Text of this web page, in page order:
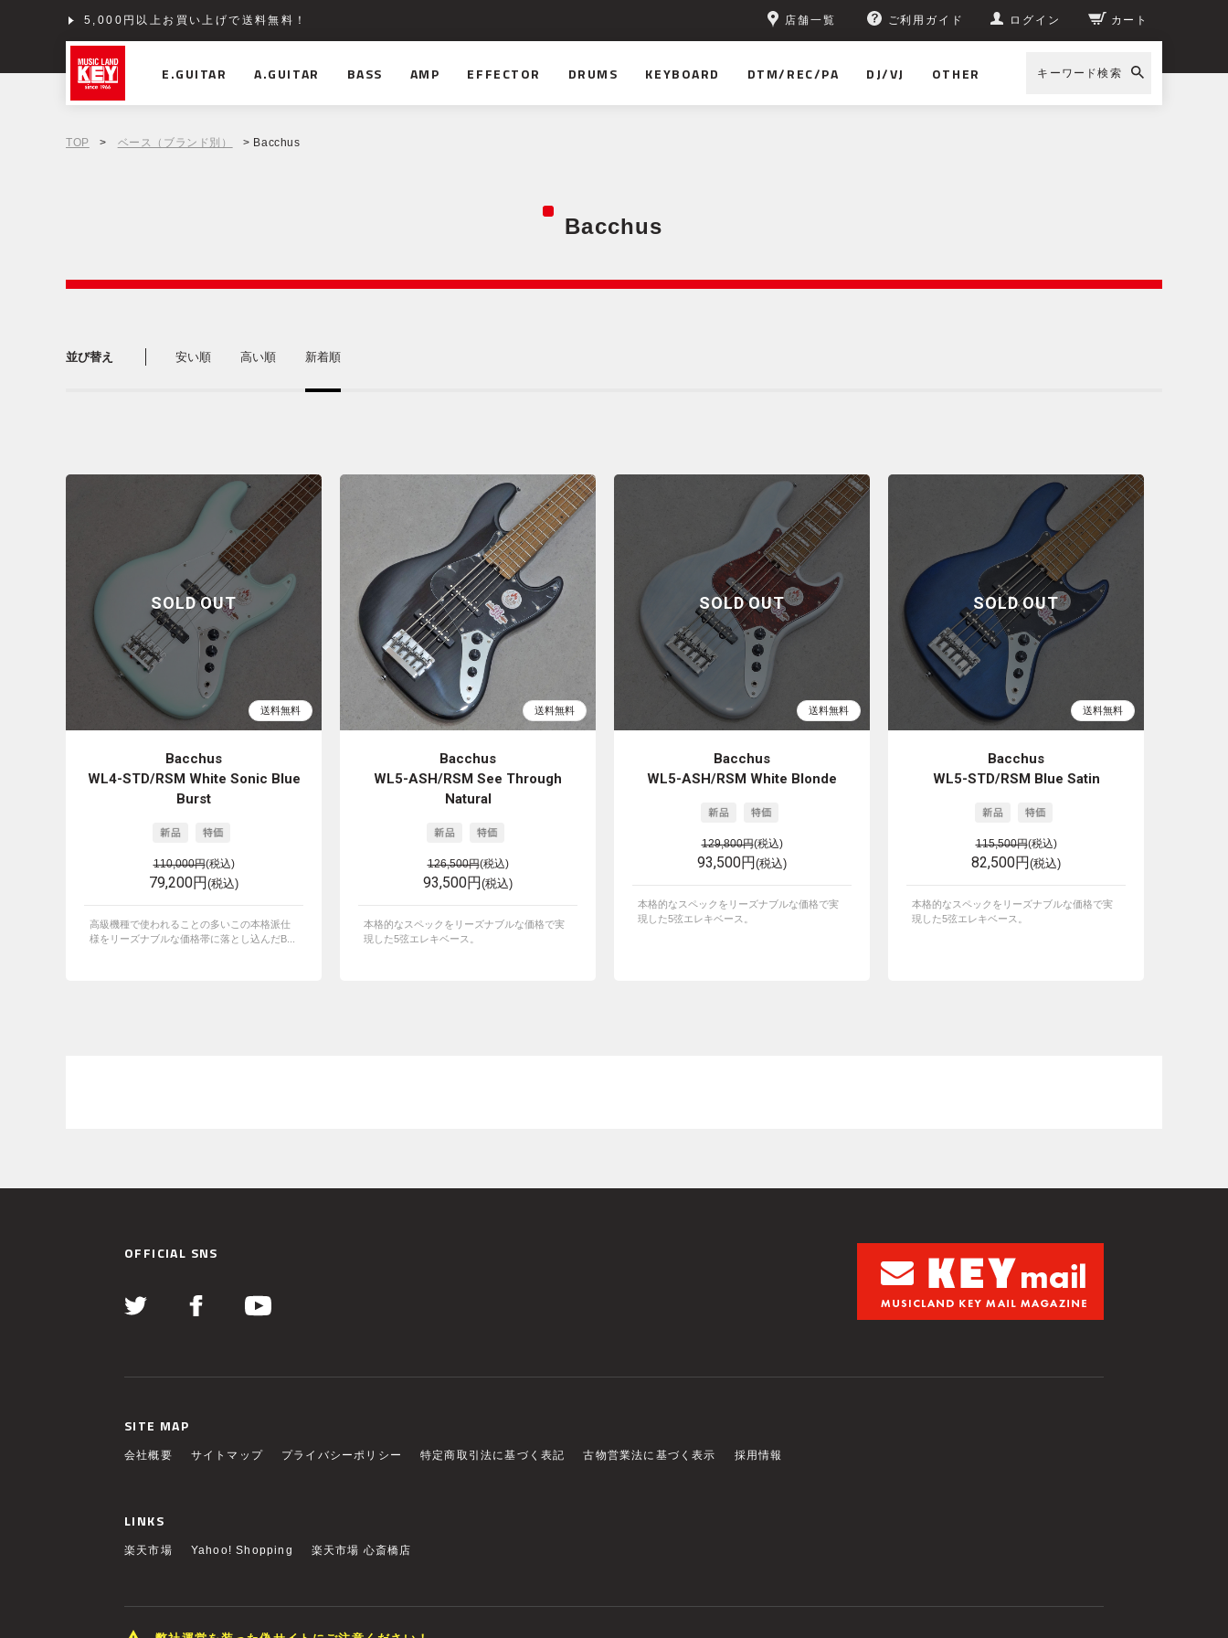
5,000円以上お買い上げで送料無料！
ショッピングクレジット分割48回払いまで金利手数料無料！ 店舗一覧 ご利用ガイド ログイン カート
E.GUITAR A.GUITAR BASS AMP EFFECTOR DRUMS KEYBOARD DTM/REC/PA DJ/VJ OTHER キーワード検索
TOP > ベース（ブランド別） > Bacchus
Bacchus
並び替え 安い順 高い順 新着順
Bacchus
WL4-STD/RSM White Sonic Blue
Burst
110,000円(税込)
79,200円(税込)
高級機種で使われることの多いこの本格派仕
様をリーズナブルな価格帯に落とし込んだB...
Bacchus
WL5-ASH/RSM See Through
Natural
126,500円(税込)
93,500円(税込)
本格的なスペックをリーズナブルな価格で実
現した5弦エレキベース。
Bacchus
WL5-ASH/RSM White Blonde
129,800円(税込)
93,500円(税込)
本格的なスペックをリーズナブルな価格で実
現した5弦エレキベース。
Bacchus
WL5-STD/RSM Blue Satin
115,500円(税込)
82,500円(税込)
本格的なスペックをリーズナブルな価格で実
現した5弦エレキベース。
OFFICIAL SNS
SITE MAP
会社概要 サイトマップ プライバシーポリシー 特定商取引法に基づく表記 古物営業法に基づく表示 採用情報
LINKS
楽天市場 Yahoo! Shopping 楽天市場 心斎橋店